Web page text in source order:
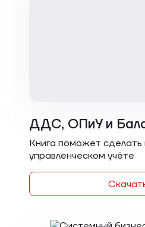
ДДС, ОПиУ и
Книга поможет сделать
управленческом учёте